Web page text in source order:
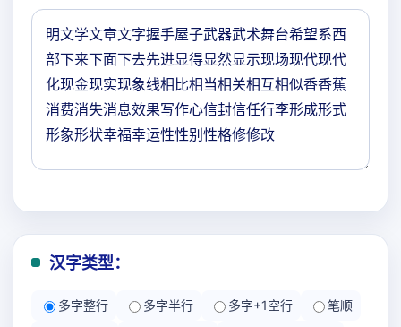
汉字类型：
多字整行 多字半行 多字+1空行
笔顺